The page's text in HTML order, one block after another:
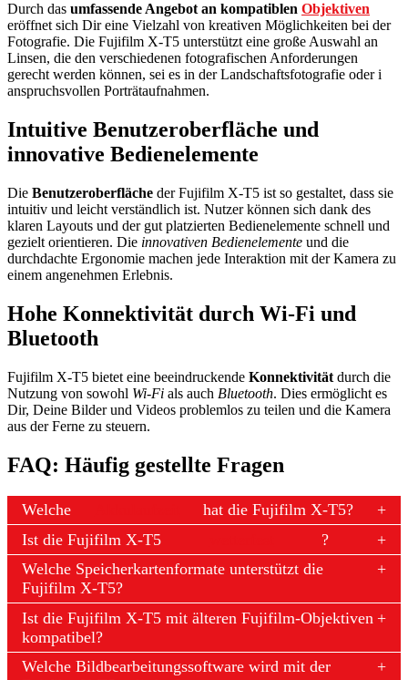
Durch das umfassende Angebot an kompatiblen Objektiven
eröffnet sich Dir eine Vielzahl von kreativen Möglichkeiten bei der
Fotografie. Die Fujifilm X-T5 unterstützt eine große Auswahl an
Linsen, die den verschiedenen fotografischen Anforderungen
gerecht werden können, sei es in der Landschaftsfotografie oder i
anspruchsvollen Porträtaufnahmen.
Intuitive Benutzeroberfläche und
innovative Bedienelemente
Die Benutzeroberfläche der Fujifilm X-T5 ist so gestaltet, dass sie
intuitiv und leicht verständlich ist. Nutzer können sich dank des
klaren Layouts und der gut platzierten Bedienelemente schnell und
gezielt orientieren. Die innovativen Bedienelemente und die
durchdachte Ergonomie machen jede Interaktion mit der Kamera zu
einem angenehmen Erlebnis.
Hohe Konnektivität durch Wi-Fi und
Bluetooth
Fujifilm X-T5 bietet eine beeindruckende Konnektivität durch die
Nutzung von sowohl Wi-Fi als auch Bluetooth. Dies ermöglicht es
Dir, Deine Bilder und Videos problemlos zu teilen und die Kamera
aus der Ferne zu steuern.
FAQ: Häufig gestellte Fragen
Welche
hat die Fujifilm X-T5?
Ist die Fujifilm X-T5
?
Welche Speicherkartenformate unterstützt die
Fujifilm X-T5?
Ist die Fujifilm X-T5 mit älteren Fujifilm-Objektiven
kompatibel?
Welche Bildbearbeitungssoftware wird mit der